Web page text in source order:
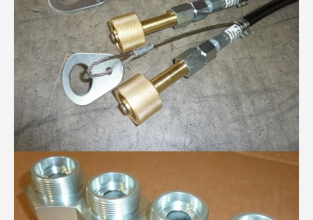
Höchstdruck-Verschraubungen